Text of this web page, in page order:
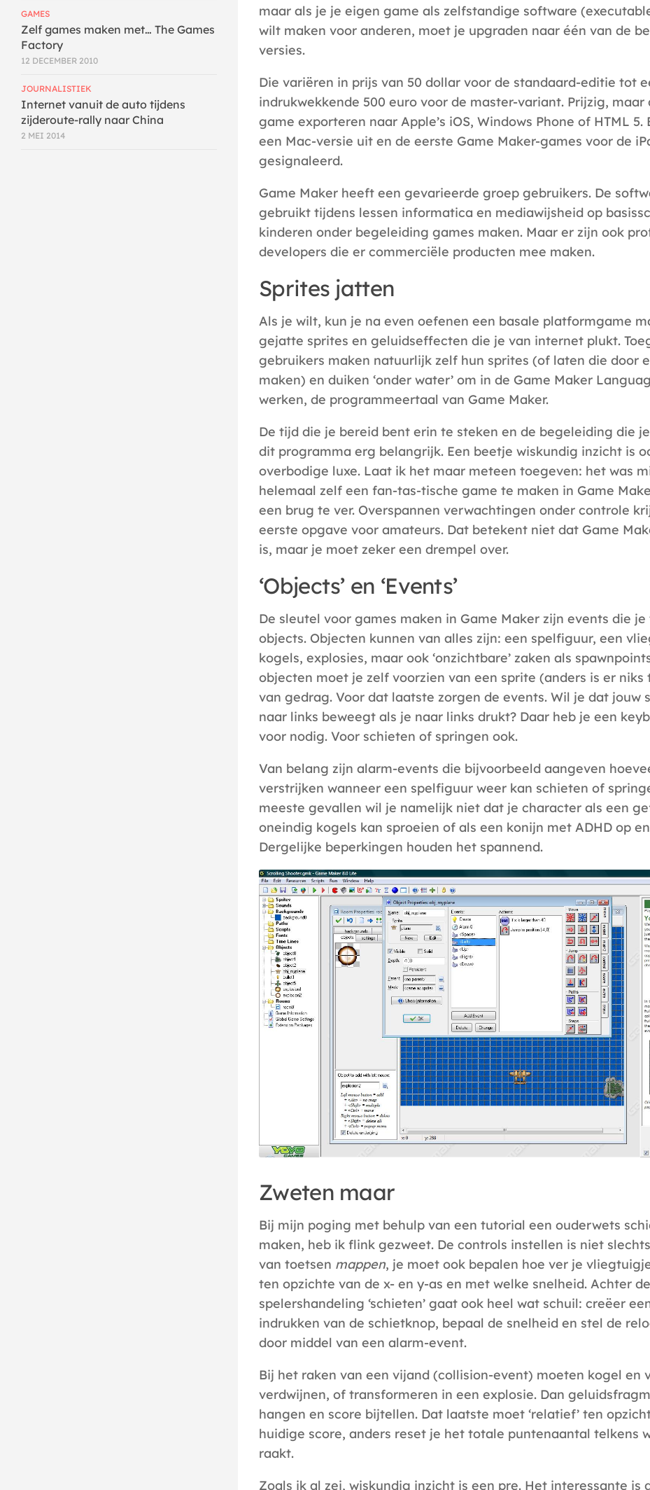
maar als je je eigen game als zelfstandige software
wilt maken voor anderen, moet je upgraden naar één van de
versies.
Die variëren in prijs van 50 dollar voor de standaard-editie tot
indrukwekkende 500 euro voor de master-variant. Prijzig, maar
game exporteren naar Apple’s iOS, Windows Phone of HTML 5.
een Mac-versie uit en de eerste Game Maker-games voor de
gesignaleerd.
Game Maker heeft een gevarieerde groep gebruikers. De
gebruikt tijdens lessen informatica en mediawijsheid op
kinderen onder begeleiding games maken. Maar er zijn ook
developers die er commerciële producten mee maken.
Sprites jatten
Als je wilt, kun je na even oefenen een basale platformgame
gejatte sprites en geluidseffecten die je van internet plukt.
gebruikers maken natuurlijk zelf hun sprites (of laten die door
maken) en duiken ‘onder water’ om in de Game Maker
werken, de programmeertaal van Game Maker.
De tijd die je bereid bent erin te steken en de begeleiding die
dit programma erg belangrijk. Een beetje wiskundig inzicht is
overbodige luxe. Laat ik het maar meteen toegeven: het was
helemaal zelf een fan-tas-tische game te maken in Game
een brug te ver. Overspannen verwachtingen onder controle
eerste opgave voor amateurs. Dat betekent niet dat Game
is, maar je moet zeker een drempel over.
‘Objects’ en ‘Events’
De sleutel voor games maken in Game Maker zijn events die
objects. Objecten kunnen van alles zijn: een spelfiguur, een
kogels, explosies, maar ook ‘onzichtbare’ zaken als
objecten moet je zelf voorzien van een sprite (anders is er niks
van gedrag. Voor dat laatste zorgen de events. Wil je dat jouw
naar links beweegt als je naar links drukt? Daar heb je een
voor nodig. Voor schieten of springen ook.
Van belang zijn alarm-events die bijvoorbeeld aangeven
verstrijken wanneer een spelfiguur weer kan schieten of
meeste gevallen wil je namelijk niet dat je character als een
oneindig kogels kan sproeien of als een konijn met ADHD op
Dergelijke beperkingen houden het spannend.
Zweten maar
Bij mijn poging met behulp van een tutorial een ouderwets
maken, heb ik flink gezweet. De controls instellen is niet
van toetsen mappen, je moet ook bepalen hoe ver je
ten opzichte van de x- en y-as en met welke snelheid. Achter
spelershandeling ‘schieten’ gaat ook heel wat schuil: creëer
indrukken van de schietknop, bepaal de snelheid en stel de
door middel van een alarm-event.
Bij het raken van een vijand (collision-event) moeten kogel en
verdwijnen, of transformeren in een explosie. Dan
hangen en score bijtellen. Dat laatste moet ‘relatief’ ten
huidige score, anders reset je het totale puntenaantal telkens
raakt.
Zoals ik al zei, wiskundig inzicht is een pre. Het interessante is
GAMES
Zelf games maken met… The Games
Factory
12 DECEMBER 2010
JOURNALISTIEK
Internet vanuit de auto tijdens
zijderoute-rally naar China
2 MEI 2014